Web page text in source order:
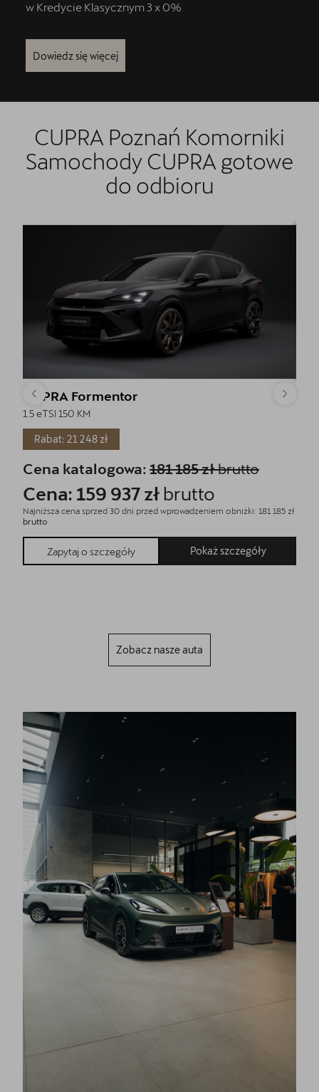
Formularz kontaktowy
w Kredycie Klasycznym 3 x 0%
Dowiedz się więcej
CUPRA Poznań Komorniki
Samochody CUPRA gotowe
do odbioru
CUPRA Formentor
1.5 eTSI 150 KM
Rabat: 21 248 zł
Cena katalogowa: 181 185 złbrutto
Cena: 159 937 zł brutto
Najniższa cena sprzed 30 dni przed wprowadzeniem obniżki: 181 185 zł
brutto
Zapytaj o szczegóły Pokaż szczegóły
Zobacz nasze auta